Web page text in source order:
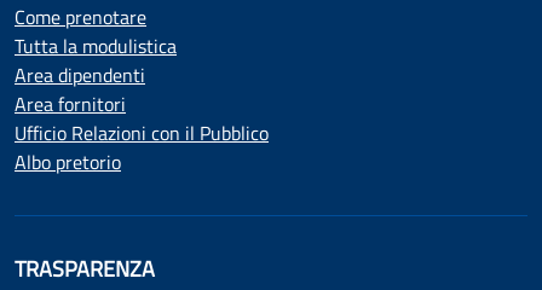
Come prenotare
Tutta la modulistica
Area dipendenti
Area fornitori
Ufficio Relazioni con il Pubblico
Albo pretorio
TRASPARENZA